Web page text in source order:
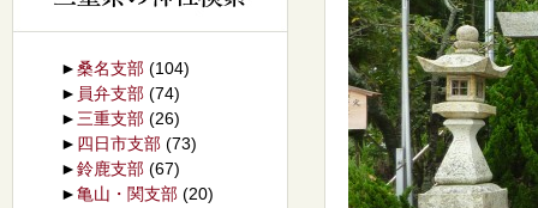
►桑名支部 (104)
► 員弁支部 (74)
► 三重支部 (26)
► 四日市支部 (73)
►鈴鹿支部 (67)
►亀山・関支部 (20)